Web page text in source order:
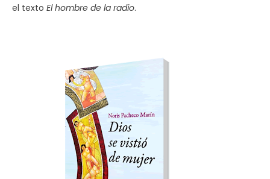
el texto El hombre de la radio.